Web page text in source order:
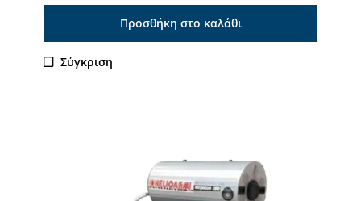
Προσθήκη στο καλάθι
Σύγκριση